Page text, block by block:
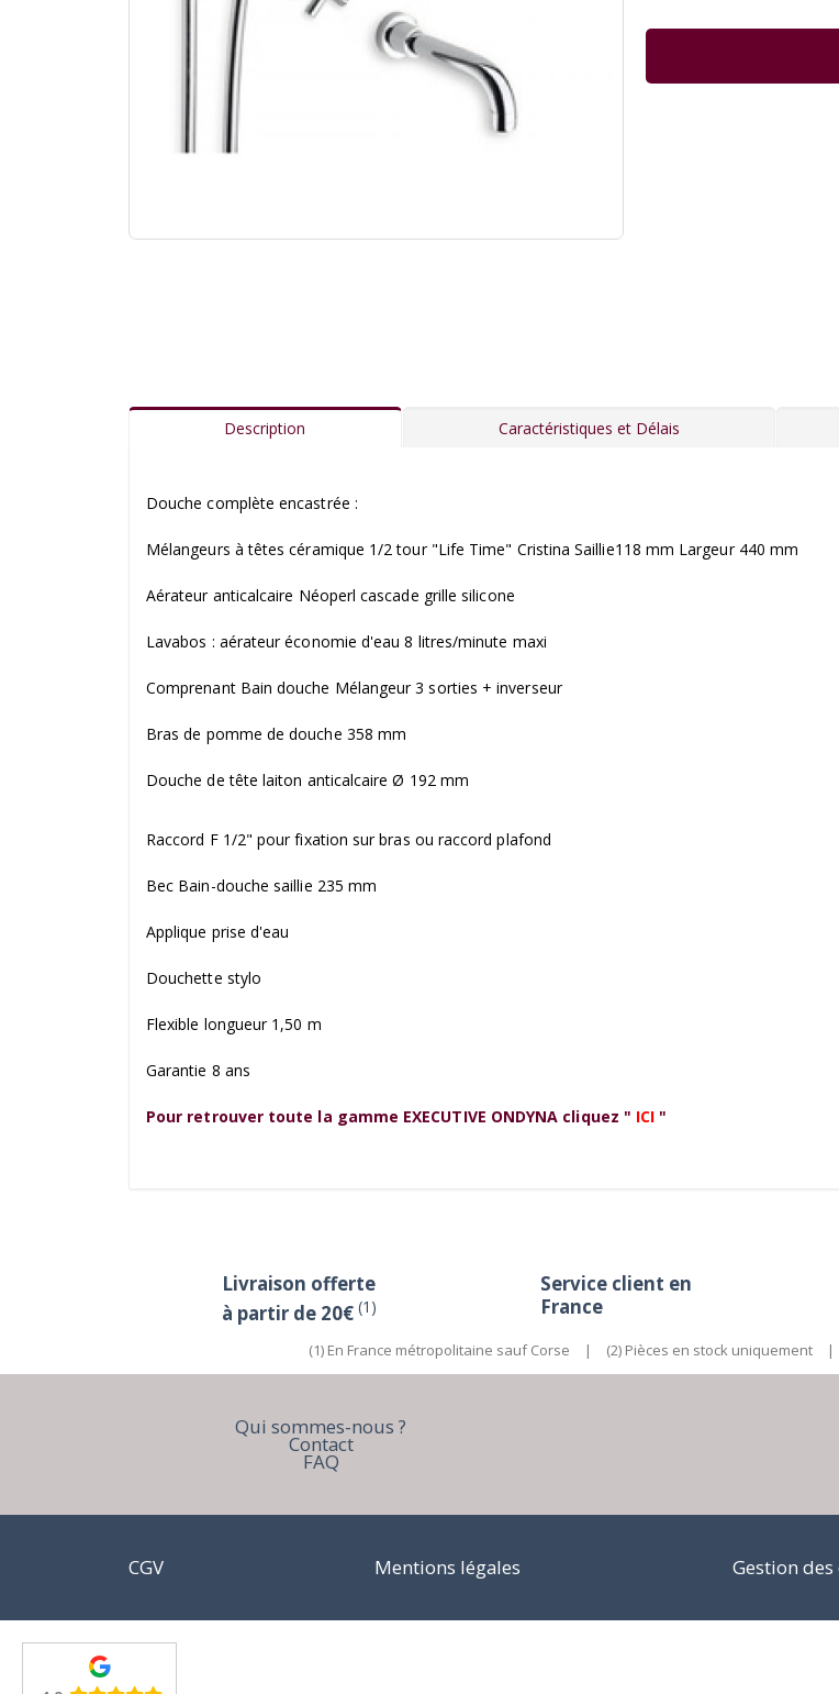
Description Caractéristiques et Délais
Douche complète encastrée :
Mélangeurs à têtes céramique 1/2 tour "Life Time" Cristina Saillie118 mm Largeur 440 mm
Aérateur anticalcaire Néoperl cascade grille silicone
Lavabos : aérateur économie d'eau 8 litres/minute maxi
Comprenant Bain douche Mélangeur 3 sorties + inverseur
Bras de pomme de douche 358 mm
Douche de tête laiton anticalcaire Ø 192 mm
Raccord F 1/2" pour fixation sur bras ou raccord plafond
Bec Bain-douche saillie 235 mm
Applique prise d'eau
Douchette stylo
Flexible longueur 1,50 m
Garantie 8 ans
Pour retrouver toute la gamme EXECUTIVE ONDYNA cliquez " ICI "
Livraison offerte
à partir de 20€ (1)
Service client en
France
(1) En France métropolitaine sauf Corse | (2) Pièces en stock uniquement |
Qui sommes-nous ?
Contact
FAQ
CGV Mentions légales Gestion des